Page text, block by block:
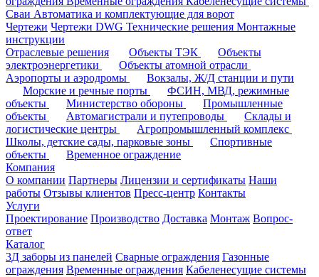
Cваи Автоматика и комплектующие для ворот
Чертежи Чертежи DWG Технические решения Монтажные
инструкции
Отраслевые решения
Объекты ТЭК
Объекты
электроэнергетики
Объекты атомной отрасли
Аэропорты и аэродромы
Вокзалы, Ж/Д станции и пути
Морские и речные порты
ФСИН, МВД, режимные
объекты
Министерство обороны
Промышленные
объекты
Автомагистрали и путепроводы
Склады и
логистические центры
Агропромышленный комплекс
Школы, детские сады, парковые зоны
Спортивные
объекты
Временное ограждение
Компания
О компании Партнеры Лицензии и сертификаты Наши
работы Отзывы клиентов Пресс-центр Контакты
Услуги
Проектирование Производство Доставка Монтаж Вопрос-
ответ
Каталог
3Д заборы из панелей Сварные ограждения Газонные
ограждения Временные ограждения Кабеленесущие системы